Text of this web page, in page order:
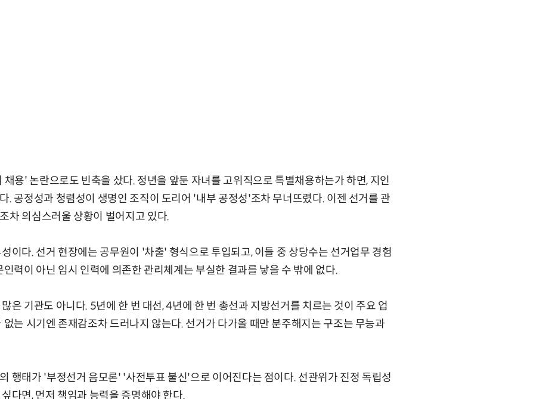
채용' 논란으로도 빈축을 샀다. 정년을 앞둔 자녀를 고위직으로 특별채용하는가 하면, 지인
. 공정성과 청렴성이 생명인 조직이 도리어 '내부 공정성'조차 무너뜨렸다. 이젠 선거를 관
차 의심스러울 상황이 벌어지고 있다.
이다. 선거 현장에는 공무원이 '차출' 형식으로 투입되고, 이들 중 상당수는 선거업무 경험
인력이 아닌 임시 인력에 의존한 관리체계는 부실한 결과를 낳을 수 밖에 없다.
은 기관도 아니다. 5년에 한 번 대선, 4년에 한 번 총선과 지방선거를 치르는 것이 주요 업
없는 시기엔 존재감조차 드러나지 않는다. 선거가 다가올 때만 분주해지는 구조는 무능과
행태가 '부정선거 음모론' '사전투표 불신'으로 이어진다는 점이다. 선관위가 진정 독립성
다면, 먼저 책임과 능력을 증명해야 한다.